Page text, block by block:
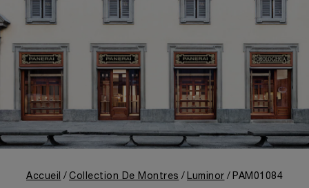
Accueil Collection De Montres Luminor PAM01084